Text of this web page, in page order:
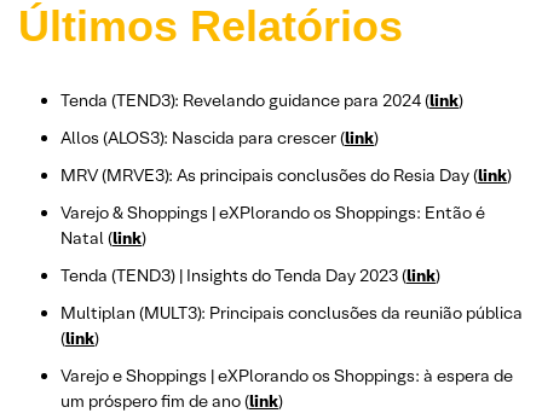
Últimos Relatórios
Tenda (TEND3): Revelando guidance para 2024 (link)
Allos (ALOS3): Nascida para crescer (link)
MRV (MRVE3): As principais conclusões do Resia Day (link)
Varejo & Shoppings | eXPlorando os Shoppings: Então é
Natal (link)
Tenda (TEND3) | Insights do Tenda Day 2023 (link)
Multiplan (MULT3): Principais conclusões da reunião pública
(link)
Varejo e Shoppings | eXPlorando os Shoppings: à espera de
um próspero fim de ano (link)